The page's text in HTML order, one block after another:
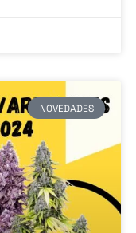
NOVEDADES